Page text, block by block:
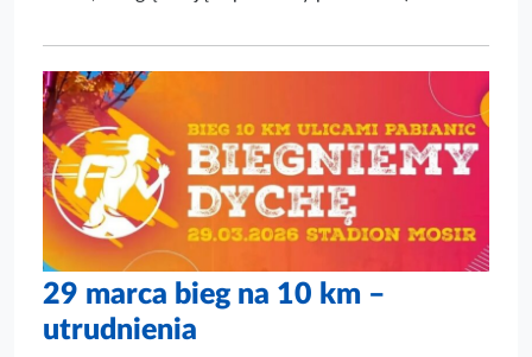
29 marca bieg na 10 km –
utrudnienia